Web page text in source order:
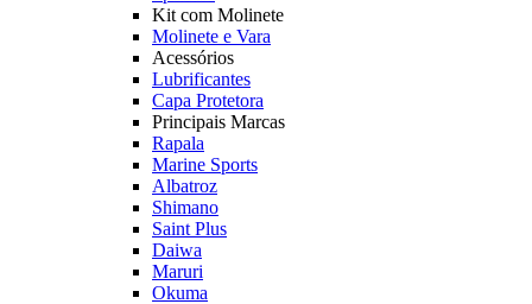
Kit com Molinete
Molinete e Vara
Acessórios
Lubrificantes
Capa Protetora
Principais Marcas
Rapala
Marine Sports
Albatroz
Shimano
Saint Plus
Daiwa
Maruri
Okuma